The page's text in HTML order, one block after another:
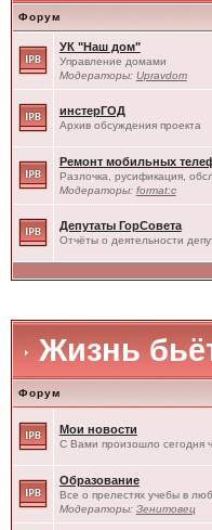
Форум
УК "Наш дом"
Управление домами
Модераторы: Upravdom
инстерГОД
Архив обсуждения проекта
Ремонт мобильных
Разлочка, русификация,
Модераторы: format:c
Депутаты ГорСовета
Отчёты о деятельности
Жизнь
Форум
Мои новости
С Вами произошло сегодня
Образование
Все о прелестях учебы в
Модераторы: Зенитовец